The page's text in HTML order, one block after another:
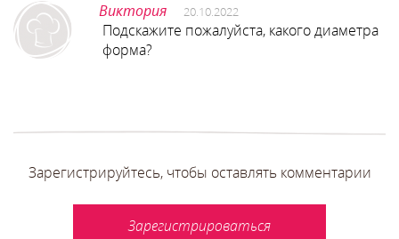
Виктория 20.10.2022
Подскажите пожалуйста, какого диаметра
форма?
Зарегистрируйтесь, чтобы оставлять комментарии
Зарегистрироваться